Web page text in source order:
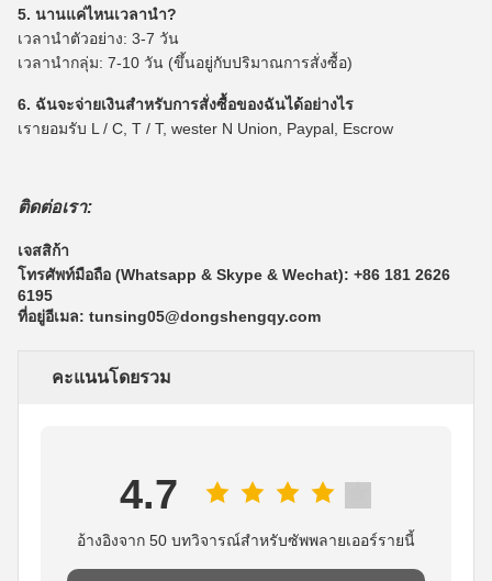
5. นานแค่ไหนเวลานำ?
เวลานำตัวอย่าง: 3-7 วัน
เวลานำกลุ่ม: 7-10 วัน (ขึ้นอยู่กับปริมาณการสั่งซื้อ)
6. ฉันจะจ่ายเงินสำหรับการสั่งซื้อของฉันได้อย่างไร
เรายอมรับ L / C, T / T, wester N Union, Paypal, Escrow
ติดต่อเรา:
เจสสิก้า
โทรศัพท์มือถือ (Whatsapp & Skype & Wechat): +86 181 2626
6195
ที่อยู่อีเมล: tunsing05@dongshengqy.com
คะแนนโดยรวม
4.7
อ้างอิงจาก 50 บทวิจารณ์สำหรับซัพพลายเออร์รายนี้